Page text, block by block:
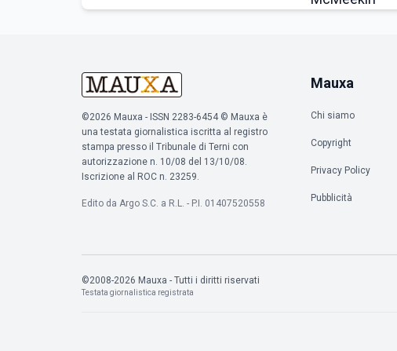
©2026 Mauxa - ISSN 2283-6454 © Mauxa è
una testata giornalistica iscritta al registro
stampa presso il Tribunale di Terni con
autorizzazione n. 10/08 del 13/10/08.
Iscrizione al ROC n. 23259.
Edito da Argo S.C. a R.L. - P.I. 01407520558
Mauxa
Chi siamo
Copyright
Privacy Policy
Pubblicità
©2008-2026 Mauxa - Tutti i diritti riservati
Testata giornalistica registrata